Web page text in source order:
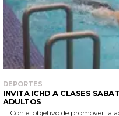
DEPORTES
INVITA ICHD A CLASES
ADULTOS